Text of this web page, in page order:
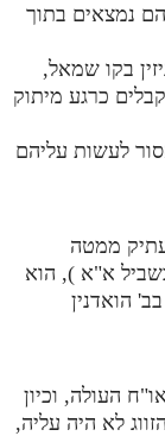
נמצאים בתוך
בקו שמאל,
כרגע מיתוק
לעשות עליהם
ממטה
א"א ), הוא
הואדנין
העולה, וכיון
לא היה עליה,